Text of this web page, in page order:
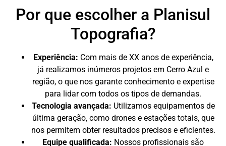
Por que escolher a Planisul
Topografia?
Experiência: Com mais de XX anos de experiência,
já realizamos inúmeros projetos em Cerro Azul e
região, o que nos garante conhecimento e expertise
para lidar com todos os tipos de demandas.
Tecnologia avançada: Utilizamos equipamentos de
última geração, como drones e estações totais, que
nos permitem obter resultados precisos e eficientes.
Equipe qualificada: Nossos profissionais são